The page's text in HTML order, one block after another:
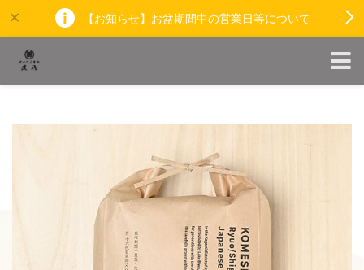
【お知らせ】お盆期間中の営業日等について